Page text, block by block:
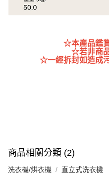
☆本產品鑑
☆若非商
☆一經拆封如造成
商品相關分類 (2)
洗衣機/烘衣機 直立式洗衣機